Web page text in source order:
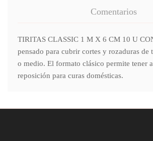
Comentarios
TIRITAS CLASSIC 1 M X 6 CM 10 U
pensado para cubrir cortes y rozaduras de
o medio. El formato clásico permite tener
reposición para curas domésticas.